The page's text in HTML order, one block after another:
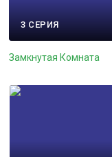
3 СЕРИЯ
Замкнутая Комната